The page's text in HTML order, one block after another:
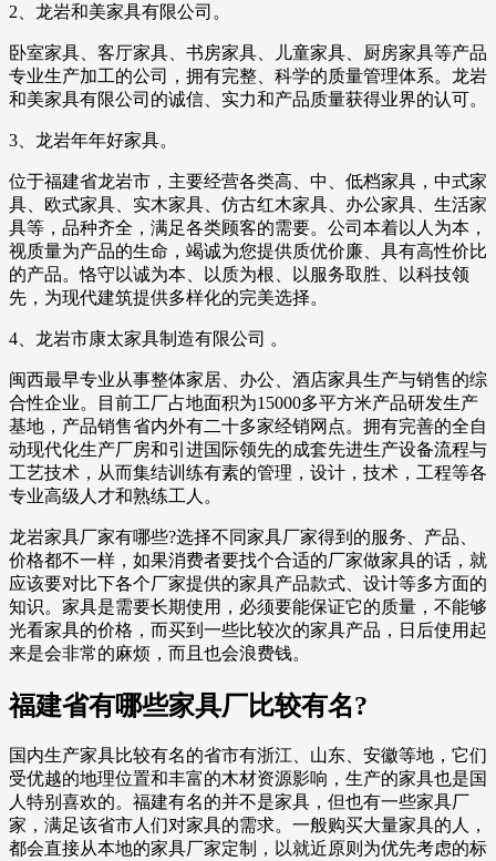
2、龙岩和美家具有限公司。
卧室家具、客厅家具、书房家具、儿童家具、厨房家具等产品
专业生产加工的公司，拥有完整、科学的质量管理体系。龙岩
和美家具有限公司的诚信、实力和产品质量获得业界的认可。
3、龙岩年年好家具。
位于福建省龙岩市，主要经营各类高、中、低档家具，中式家
具、欧式家具、实木家具、仿古红木家具、办公家具、生活家
具等，品种齐全，满足各类顾客的需要。公司本着以人为本，
视质量为产品的生命，竭诚为您提供质优价廉、具有高性价比
的产品。恪守以诚为本、以质为根、以服务取胜、以科技领
先，为现代建筑提供多样化的完美选择。
4、龙岩市康太家具制造有限公司 。
闽西最早专业从事整体家居、办公、酒店家具生产与销售的综
合性企业。目前工厂占地面积为15000多平方米产品研发生产
基地，产品销售省内外有二十多家经销网点。拥有完善的全自
动现代化生产厂房和引进国际领先的成套先进生产设备流程与
工艺技术，从而集结训练有素的管理，设计，技术，工程等各
专业高级人才和熟练工人。
龙岩家具厂家有哪些?选择不同家具厂家得到的服务、产品、
价格都不一样，如果消费者要找个合适的厂家做家具的话，就
应该要对比下各个厂家提供的家具产品款式、设计等多方面的
知识。家具是需要长期使用，必须要能保证它的质量，不能够
光看家具的价格，而买到一些比较次的家具产品，日后使用起
来是会非常的麻烦，而且也会浪费钱。
福建省有哪些家具厂比较有名?
国内生产家具比较有名的省市有浙江、山东、安徽等地，它们
受优越的地理位置和丰富的木材资源影响，生产的家具也是国
人特别喜欢的。福建有名的并不是家具，但也有一些家具厂
家，满足该省市人们对家具的需求。一般购买大量家具的人，
都会直接从本地的家具厂家定制，以就近原则为优先考虑的标